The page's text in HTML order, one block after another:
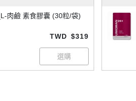
肉鹼 素食膠囊 (30粒/袋)
TWD $319